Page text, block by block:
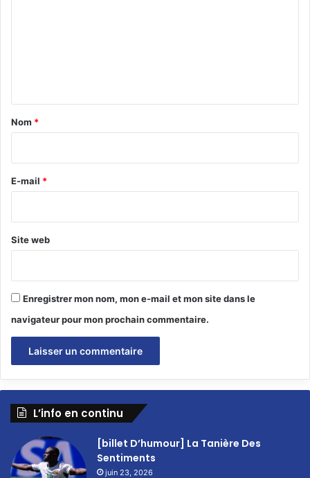
a
e
Nom *
E-mail *
Site web
Enregistrer mon nom, mon e-mail et mon site dans le
navigateur pour mon prochain commentaire.
L’info en continu
[billet D’humour] La Tanière Des
Sentiments
juin 23, 2026